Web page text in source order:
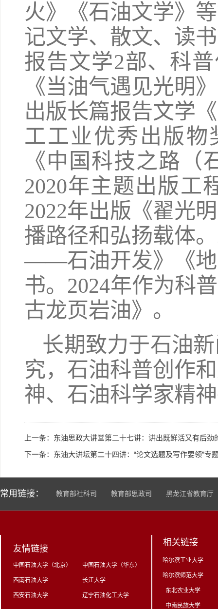
火》《石油文学》
记文学、散文、读
报告文学2部、科
《当油气遇见光明
出版长篇报告文学
工工业优秀出版物
《中国科技之路
2020年主题出版工
2022年出版《翟光
播路径和弘扬载体
——石油开发》《
书。2024年作为科
古龙页岩油》。
长期致力于石油
究，石油科普创作
神、石油科学家精
上一条： 东油思政大讲堂第二十七讲：讲出既鲜活又有后劲
下一条： 东油大讲坛第二十四讲：“论文选题及写作要领”专
常用链接： 教育部社科司 教育部思政司 黑龙江省教育厅
友情链接
中国石油大学（北京） 中国石油大学（华东）
西南石油大学 长江大学
西安石油大学 辽宁石油化工大学
相关链接
哈尔滨工业大学
哈尔滨师范大学
东北农业大学
中南民族大学